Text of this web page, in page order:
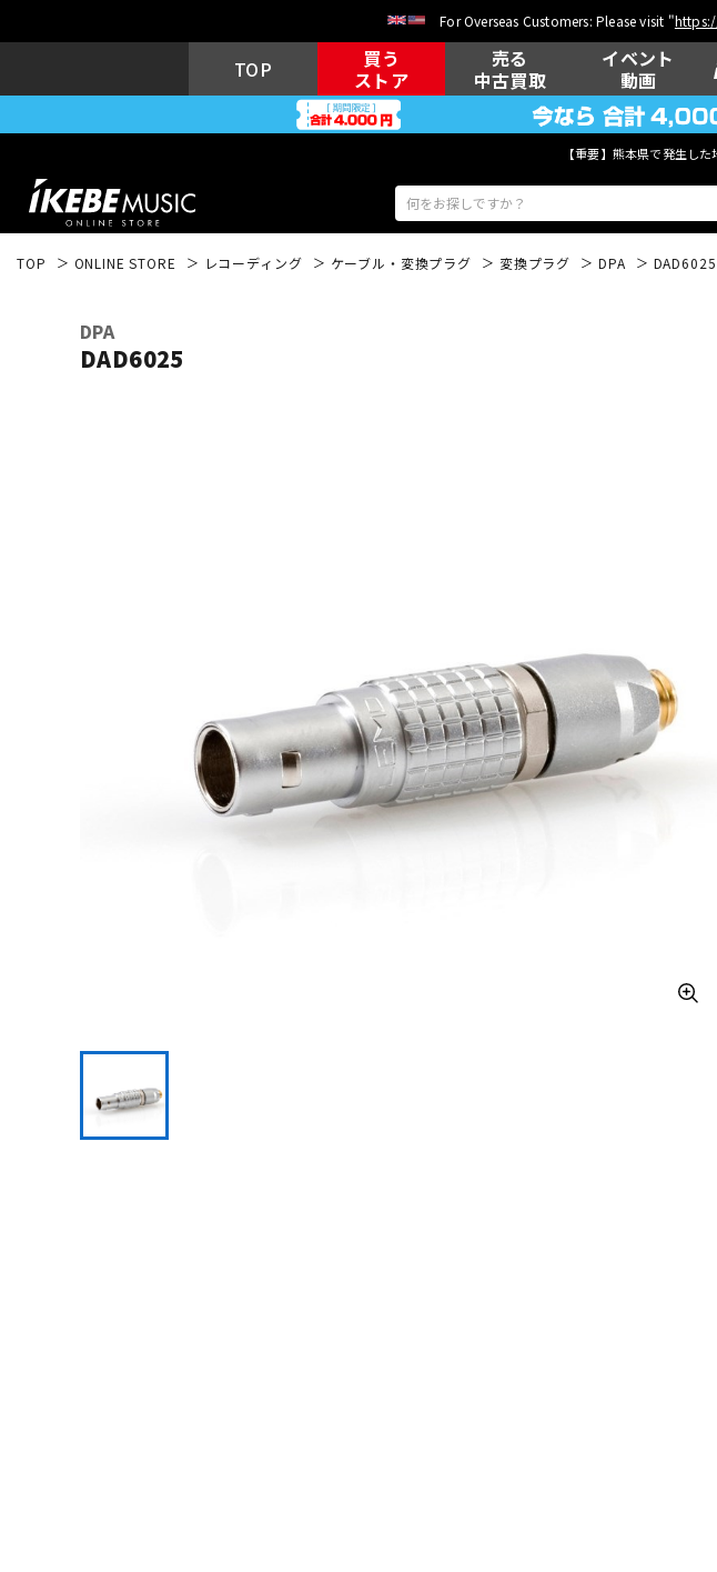
For Overseas Customers: Please visit "
TOP
買う
ストア
売る
中古買取
イベント
動画
【重要】熊本県で発生し
TOP ONLINE STORE レコーディング ケーブル・変換プラグ 変換プラグ DPA DAD6025
DPA
DAD6025